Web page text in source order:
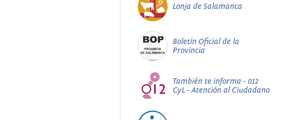
Lonja de Salamanca
Boletín Oficial de la
Provincia
También te informa - 012
CyL - Atención al Ciudadano